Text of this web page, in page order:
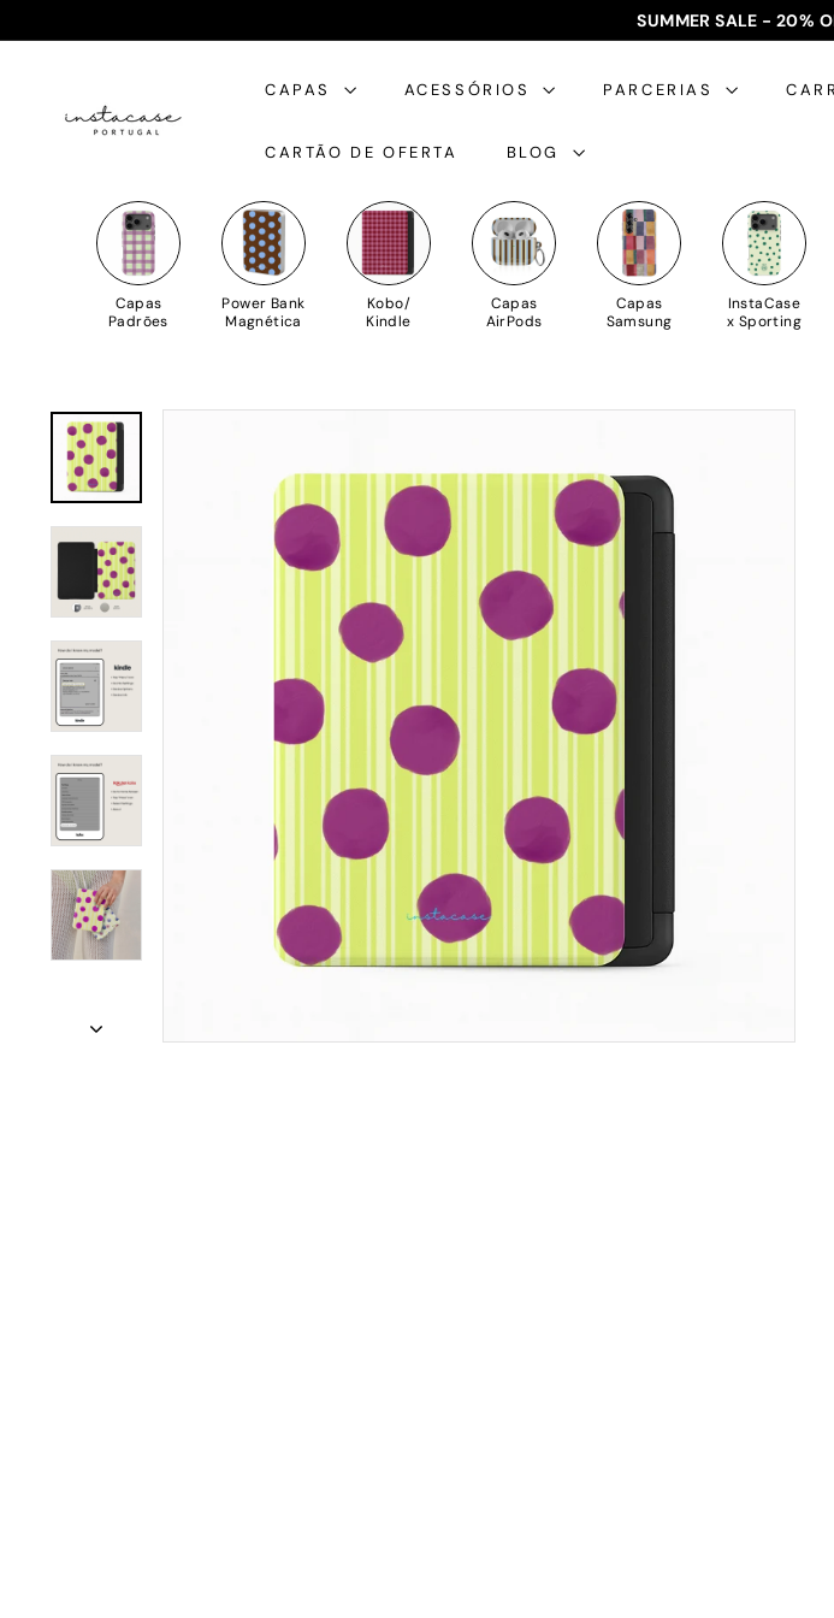
para
pausa
✈️ PORTES GRÁTIS: +35€
SUMMER SALE - 20%
CAPAS ACESSÓRIOS PARCERIAS
CARTÃO DE OFERTA BLOG
Capas
Padrões
Power Bank
Magnética
Kobo/
Kindle
Capas
AirPods
Capas
Samsung
InstaCase
x Sporting